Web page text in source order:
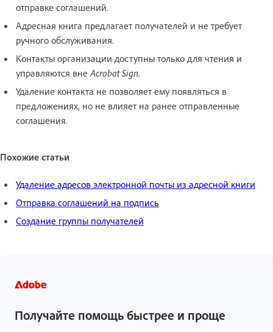
отправке соглашений.
Адресная книга предлагает получателей и не требует
ручного обслуживания.
Контакты организации доступны только для чтения и
управляются вне Acrobat Sign.
Удаление контакта не позволяет ему появляться в
предложениях, но не влияет на ранее отправленные
соглашения.
Похожие статьи
Удаление адресов электронной почты из адресной книги
Отправка соглашений на подпись
Создание группы получателей
Получайте помощь быстрее и проще